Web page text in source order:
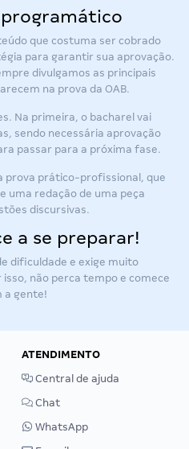
que costuma ser cobrado
para garantir sua aprovação.
divulgamos as principais
na prova da OAB.
Na primeira, o bacharel vai
sendo necessária aprovação
passar para a próxima fase.
prova prático-profissional, que
uma redação de uma peça
discursivas.
a se preparar!
dificuldade e exige muito
não perca tempo e comece
a gente!
ATENDIMENTO
Central de ajuda
Chat
WhatsApp